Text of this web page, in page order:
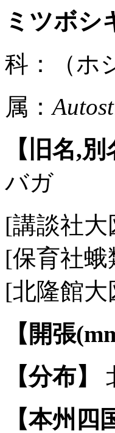
ミツボシ
科：（ホ
属：
【旧名,
バガ
[講談社大
[保育社蛾
[北隆館大
【開張
【分布】
【本州